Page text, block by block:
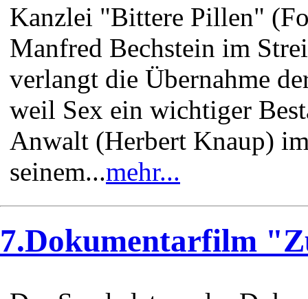
Kanzlei "Bittere Pillen"
Manfred Bechstein im
verlangt die Übernahme
weil Sex ein wichtiger
Anwalt (Herbert Knaup)
seinem...mehr...
7.Dokumentarfilm